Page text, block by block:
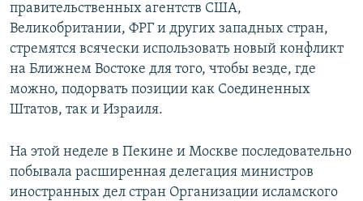
правительственных агентств США,
Великобритании, ФРГ и других западных стран,
стремятся всячески использовать новый конфликт
на Ближнем Востоке для того, чтобы везде, где
можно, подорвать позиции как Соединенных
Штатов, так и Израиля.
На этой неделе в Пекине и Москве последовательно
побывала расширенная делегация министров
иностранных дел стран Организации исламского